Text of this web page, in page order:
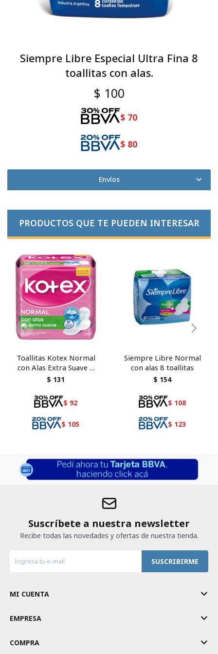
Siempre Libre Especial Ultra Fina 8
toallitas con alas.
$ 100
$ 70
$ 80
Envíos
PRODUCTOS QUE TE PUEDEN INTERESAR
Toallitas Kotex Normal
con Alas Extra Suave 8
Unidades
$ 131
$ 92
$ 105
Siempre Libre Normal
con alas 8 toallitas
$ 154
$ 108
$ 123
Suscríbete a nuestra newsletter
Recibe todas las novedades y ofertas de nuestra tienda.
SUSCRIBIRME
MI CUENTA
EMPRESA
COMPRA